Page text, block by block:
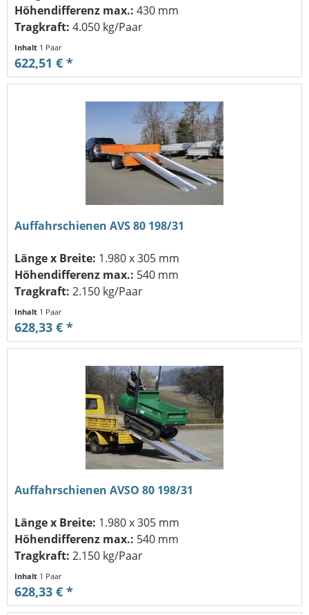
Höhendifferenz max.: 430 mm
Tragkraft: 4.050 kg/Paar
Inhalt 1 Paar
622,51 € *
Auffahrschienen AVS 80 198/31
Länge x Breite: 1.980 x 305 mm
Höhendifferenz max.: 540 mm
Tragkraft: 2.150 kg/Paar
Inhalt 1 Paar
628,33 € *
Auffahrschienen AVSO 80 198/31
Länge x Breite: 1.980 x 305 mm
Höhendifferenz max.: 540 mm
Tragkraft: 2.150 kg/Paar
Inhalt 1 Paar
628,33 € *